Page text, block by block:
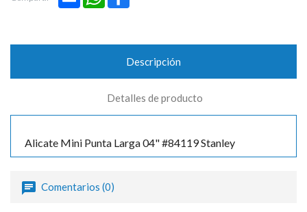
Descripción
Detalles de producto
Alicate Mini Punta Larga 04" #84119 Stanley
Comentarios (0)